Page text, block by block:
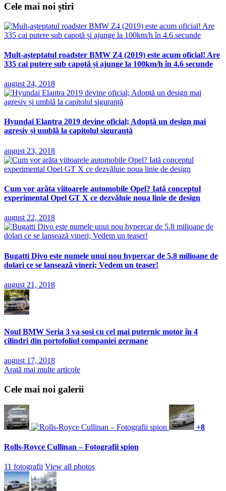
Cele mai noi știri
Mult-așteptatul roadster BMW Z4 (2019) este acum oficial! Are
335 cai putere sub capotă și ajunge la 100km/h în 4.6 secunde
august 24, 2018
Hyundai Elantra 2019 devine oficial; Adoptă un design mai
agresiv și umblă la capitolul siguranță
august 23, 2018
Cum vor arăta viitoarele automobile Opel? Iată conceptul
experimental Opel GT X ce dezvăluie noua linie de design
august 22, 2018
Bugatti Divo este numele unui nou hypercar de 5.8 milioane de
dolari ce se lansează vineri; Vedem un teaser!
august 21, 2018
Noul BMW Seria 3 va sosi cu cel mai puternic motor în 4
cilindri din portofoliul companiei germane
august 17, 2018
Arată mai multe articole
Cele mai noi galerii
+8
Rolls-Royce Cullinan – Fotografii spion
11 fotografii View all photos